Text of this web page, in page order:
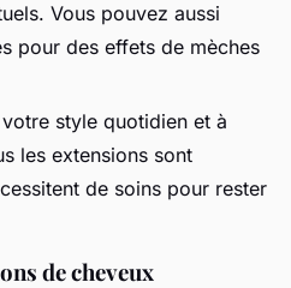
Vous pouvez aussi
pour des effets de mèches
style quotidien et à
les extensions sont
de soins pour rester
de cheveux